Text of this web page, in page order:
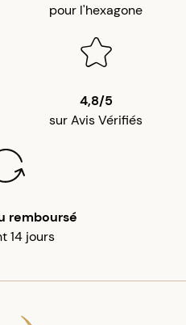
pour l'hexagone
4,8/5
sur Avis Vérifiés
remboursé
14 jours